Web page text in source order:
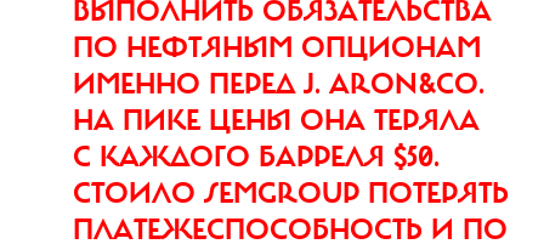
ВЫПОЛНИТЬ ОБЯЗАТЕЛЬСТВА
ПО НЕФТЯНЫМ ОПЦИОНАМ
ИМЕННО ПЕРЕД J. ARON&CO.
НА ПИКЕ ЦЕНЫ ОНА ТЕРЯЛА
С КАЖДОГО БАРРЕЛЯ $50.
СТОИЛО SEMGROUP ПОТЕРЯТЬ
ПЛАТЕЖЕСПОСОБНОСТЬ И ПО